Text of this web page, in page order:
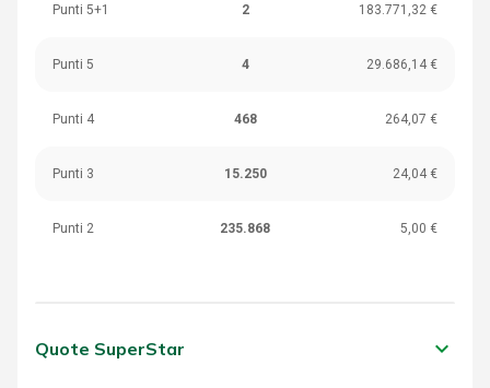
Punti 5+1 2 183.771,32 €
Punti 5 4 29.686,14 €
Punti 4 468 264,07 €
Punti 3 15.250 24,04 €
Punti 2 235.868 5,00 €
Quote SuperStar keyboard_arrow_down